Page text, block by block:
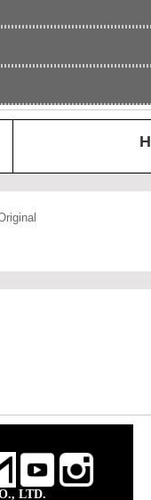
LTD.